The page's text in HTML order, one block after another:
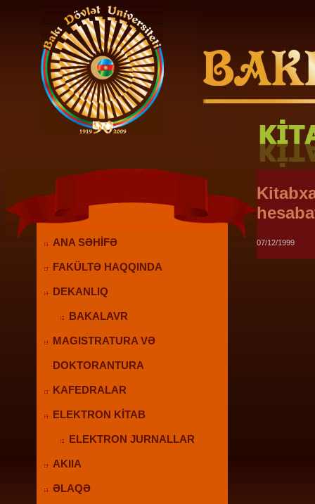
ANA SƏHİFƏ
FAKÜLTƏ HAQQINDA
DEKANLIQ
BAKALAVR
MAGISTRATURA VƏ
DOKTORANTURA
KAFEDRALAR
ELEKTRON KİTAB
ELEKTRON JURNALLAR
AKIIA
ƏLAQƏ
07/12/1999